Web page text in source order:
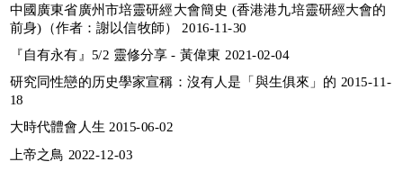
中國廣東省廣州市培靈研經大會簡史 (香港港九培靈研經大會的
前身)（作者：謝以信牧師） 2016-11-30
『自有永有』5/2 靈修分享 - 黃偉東 2021-02-04
研究同性戀的历史學家宣稱：沒有人是「與生俱來」的 2015-11-
18
大時代體會人生 2015-06-02
上帝之鳥 2022-12-03